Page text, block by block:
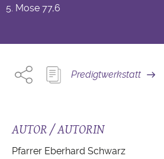
5. Mose 77,6
Predigtwerkstatt
AUTOR / AUTORIN
Pfarrer Eberhard Schwarz